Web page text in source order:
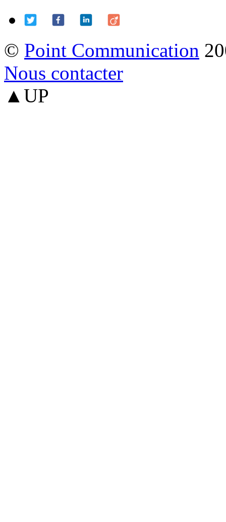
© Point Communication
Nous contacter
▲UP